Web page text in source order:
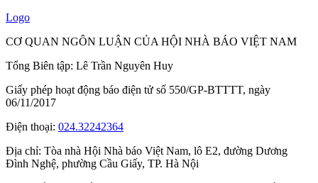
Logo
CƠ QUAN NGÔN LUẬN CỦA HỘI NHÀ BÁO VIỆT NAM
Tổng Biên tập: Lê Trần Nguyên Huy
Giấy phép hoạt động báo điện tử số 550/GP-BTTTT, ngày
06/11/2017
Điện thoại: 024.32242364
Địa chỉ: Tòa nhà Hội Nhà báo Việt Nam, lô E2, đường Dương
Đình Nghệ, phường Cầu Giấy, TP. Hà Nội